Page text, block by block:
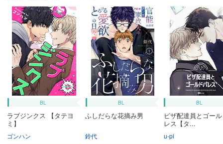
BL
ラブジンクス 【タテヨ
ミ】
ゴンハン
BL
ふしだらな花摘み男
鈴代
BL
ピザ配達員とゴー
レス【タ...
u-pi